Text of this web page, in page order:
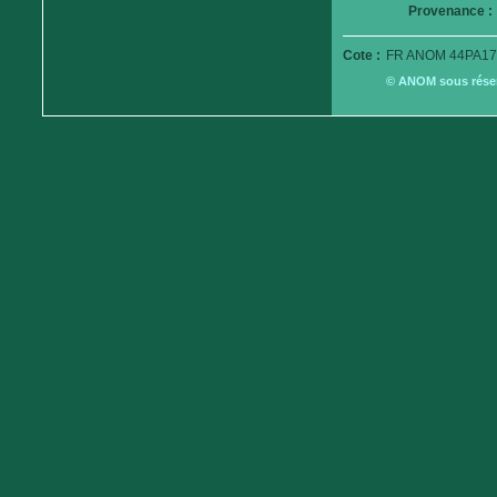
Provenance :
Cote : FR ANOM
© ANOM sous